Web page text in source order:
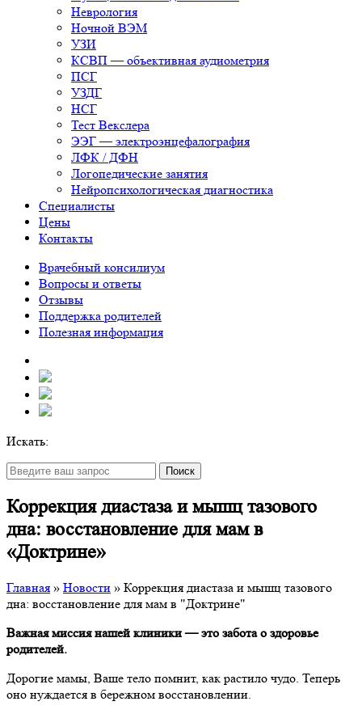
Неврология
Ночной ВЭМ
УЗИ
КСВП — объективная аудиометрия
ПСГ
УЗДГ
НСГ
Тест Векслера
ЭЭГ — электроэнцефалография
ЛФК / ДФН
Логопедические занятия
Нейропсихологическая диагностика
Специалисты
Цены
Контакты
Врачебный консилиум
Вопросы и ответы
Отзывы
Поддержка родителей
Полезная информация
Искать:
Поиск
Коррекция диастаза и мышц тазового
дна: восстановление для мам в
«Доктрине»
Главная » Новости » Коррекция диастаза и мышц тазового
дна: восстановление для мам в "Доктрине"
Важная миссия нашей клиники — это забота о здоровье
родителей.
Дорогие мамы, Ваше тело помнит, как растило чудо. Теперь
оно нуждается в бережном восстановлении.